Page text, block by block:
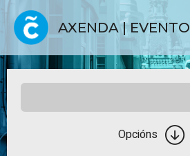
AXENDA | EVENTO
Opcións